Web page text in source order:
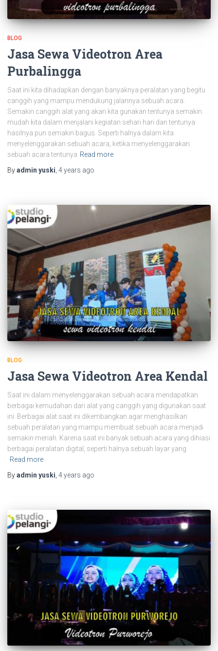
BLOG
Jasa Sewa Videotron Area
Purbalingga
Saat ini kita dihadapkan dengan banyaknya peralatan yang begitu
canggih yang mampu mendukung jalannya sebuah acara.
Semakin canggih alat yang akan kita gunakan tentunya semakin
mudah kita dalam menjalani kegiatan sehari hari dan tentunya
hasilnya pun semakin bagus. Seperti halnya dalam kita
menyelenggarakan sebuah acara, ketika menyelenggarakan
sebuah acara tentunya Read more
Byadmin yuski 4 years ago
BLOG
Jasa Sewa Videotron Area Kendal
Saat ini dalam menyelenggarakan sebuah acara mendapatkan
berbagai kemudahan dari alat yang canggih yang digunakan saat
ini. Berbagai alat saat ini dikembangkan agar menghasilkan
sebuah peralatan yang mampu membuat sebuah acara menjadi
semakin meriah. Karena saat ini banyak sebuah acara yang dihiasi
berbagai peralatan digital, seperti halnya sebuah layar yang
Read more
Byadmin yuski 4 years ago